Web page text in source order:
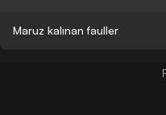
Maruz kalınan fauller